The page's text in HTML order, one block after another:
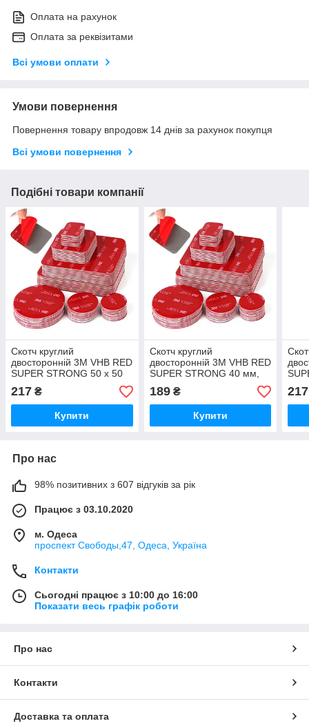
Оплата на рахунок
Оплата за реквізитами
Всі умови оплати
Умови повернення
Повернення товару впродовж 14 днів за рахунок покупця
Всі умови повернення
Подібні товари компанії
Скотч круглий
двосторонній 3M VHB RED
SUPER STRONG 50 х 50
мм, 10 штук
217 ₴
Купити
Скотч круглий
двосторонній 3M VHB RED
SUPER STRONG 40 мм,
10 штук
189₴
Купити
10
217
Про нас
98% позитивних з 607 відгуків за рік
Працює з 03.10.2020
м. Одеса
проспект Свободы,47, Одеса, Україна
Контакти
Сьогодні працює з 10:00 до 16:00
Показати весь графік роботи
Про нас
Контакти
Доставка та оплата